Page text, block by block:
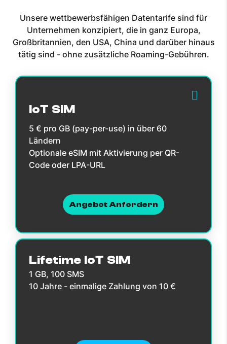
Unsere wettbewerbsfähigen Datentarife sind für
Unternehmen konzipiert, die in ganz Europa,
Großbritannien, den USA, China und darüber hinaus
tätig sind - ohne zusätzliche Roaming-Gebühren.
IoT SIM
5 € pro GB (pay-per-use) in über 60
Ländern
Optionale eSIM mit Aktivierung per QR-
Code oder LPA-URL
Angebot Anfordern
Lifetime IoT SIM
1 GB, 100 SMS
10 Jahre - einmalige Zahlung von 10 €